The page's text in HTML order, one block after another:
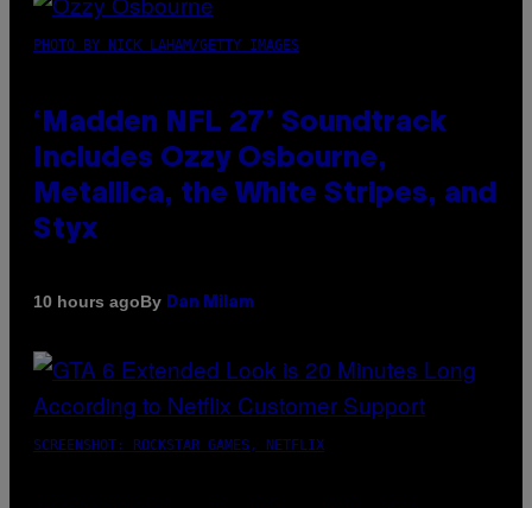
PHOTO BY NICK LAHAM/GETTY IMAGES
‘Madden NFL 27’ Soundtrack
Includes Ozzy Osbourne,
Metallica, the White Stripes, and
Styx
10 hours agoBy Dan Milam
SCREENSHOT: ROCKSTAR GAMES, NETFLIX